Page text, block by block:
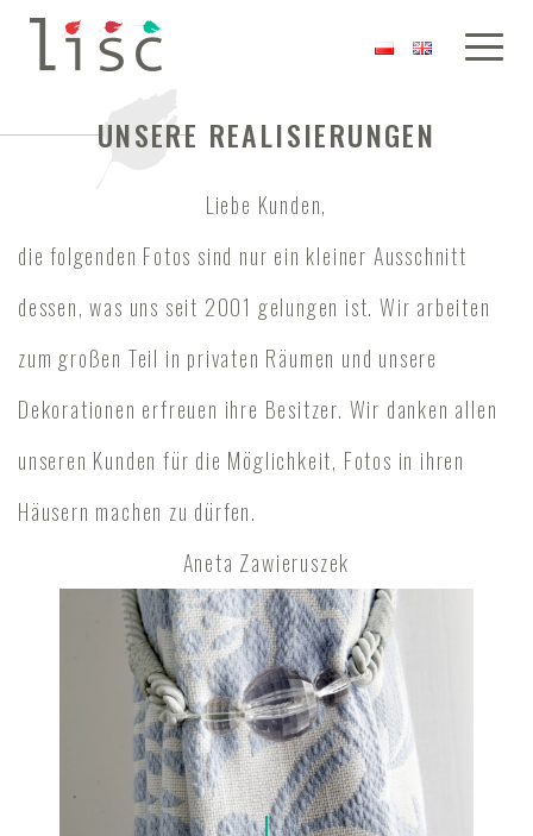
UNSERE REALISIERUNGEN
Liebe Kunden,
die folgenden Fotos sind nur ein kleiner Ausschnitt
dessen, was uns seit 2001 gelungen ist. Wir arbeiten
zum großen Teil in privaten Räumen und unsere
Dekorationen erfreuen ihre Besitzer. Wir danken allen
unseren Kunden für die Möglichkeit, Fotos in ihren
Häusern machen zu dürfen.
Aneta Zawieruszek